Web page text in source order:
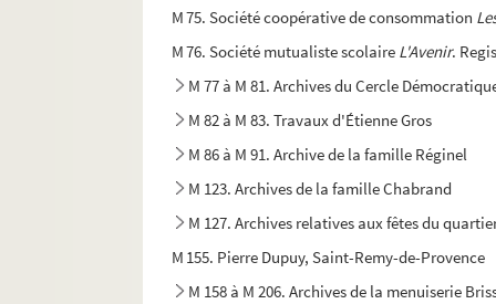
M 75. Société coopérative de consommation
M 76. Société mutualiste scolaire L'Avenir.
M 77 à M 81. Archives du Cercle
M 82 à M 83. Travaux d'Étienne Gros
M 86 à M 91. Archive de la famille Réginel
M 123. Archives de la famille Chabrand
M 127. Archives relatives aux fêtes du
M 155. Pierre Dupuy,Saint-Remy-de-Provence
M 158 à M 206. Archives de la menuiserie